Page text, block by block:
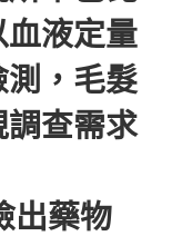
血液定量
測，毛髮
調查需求
出藥物